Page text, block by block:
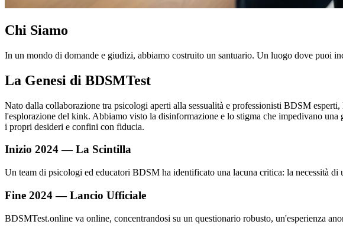
Chi Siamo
In un mondo di domande e giudizi, abbiamo costruito un santuario. Un luogo dove puoi
La Genesi di BDSMTest
Nato dalla collaborazione tra psicologi aperti alla sessualità e professionisti BDSM
l'esplorazione del kink. Abbiamo visto la disinformazione e lo stigma che impedivano una
i propri desideri e confini con fiducia.
Inizio 2024 — La Scintilla
Un team di psicologi ed educatori BDSM ha identificato una lacuna critica: la necessità
Fine 2024 — Lancio Ufficiale
BDSMTest.online va online, concentrandosi su un questionario robusto, un'esperienza